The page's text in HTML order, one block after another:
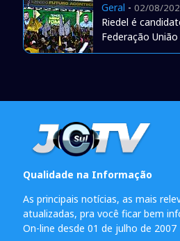
Geral - 02/08/
Riedel é
Federação
Qualidade na Informação
As principais notícias, as mais
atualizadas, pra você ficar bem
On-line desde 01 de julho de 2007